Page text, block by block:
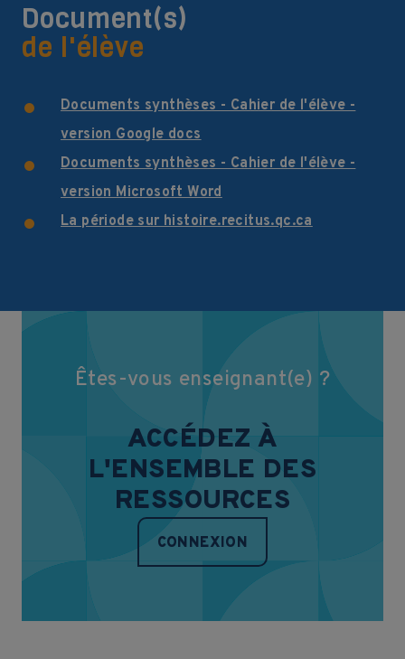
Document(s)
de l'élève
Documents synthèses - Cahier de l'élève -
version Google docs
Documents synthèses - Cahier de l'élève -
version Microsoft Word
La période sur histoire.recitus.qc.ca
Êtes-vous enseignant(e) ?
ACCÉDEZ À
L'ENSEMBLE DES
RESSOURCES
CONNEXION